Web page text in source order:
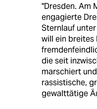
"Dresden. Am
engagierte
Sternlauf
will ein breites
die seit
marschiert
rassistische,
gewalttätige